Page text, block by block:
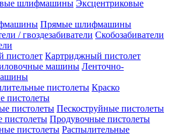
Эксцентриковые
Прямые шлифмашины
Скобозабиватели
Картриджный пистолет
Ленточно-
Краско
пистолеты
Пескоструйные пистолеты
Продувочные пистолеты
Распылительные